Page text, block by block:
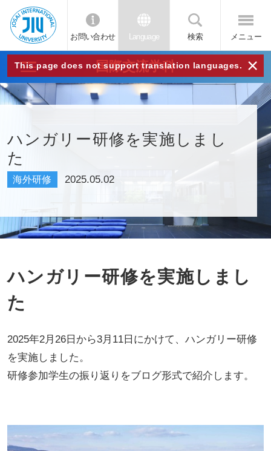
JIU
城西
国際
大学
お問い合わせ Language 検索 メニュー
This page does not support translation languages. ×
国際交流学科
ハンガリー研修を実施しまし
た
海外研修 2025.05.02
ハンガリー研修を実施しまし
た
2025年2月26日から3月11日にかけて、ハンガリー研修
を実施しました。
研修参加学生の振り返りをブログ形式で紹介します。